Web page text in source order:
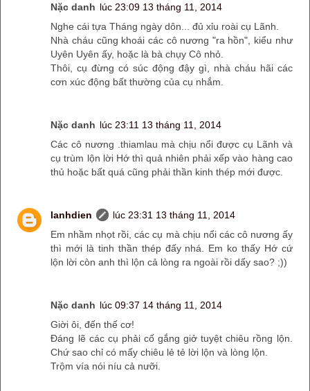
Nặc danh lúc 23:09 13 tháng 11, 2014
Nghe cái tựa Tháng ngày dôn... đủ xỉu roài cụ Lãnh.
Nhà cháu cũng khoái các cô nương "ra hồn", kiểu như
Uyên Uyên ấy, hoặc là bà chụy Cô nhỏ.
Thôi, cụ đừng có súc động đậy gì, nhà cháu hãi các
cơn xúc động bất thường của cụ nhắm.
Nặc danh lúc 23:11 13 tháng 11, 2014
Các cô nương .thiamlau mà chịu nổi được cụ Lãnh và
cụ trùm lộn lời Hớ thì quả nhiên phải xếp vào hàng cao
thủ hoặc bất quá cũng phải thần kinh thép mới được.
lanhdien
lúc 23:31 13 tháng 11, 2014
Em nhầm nhọt rồi, các cụ mà chịu nổi các cô nương ấy
thì mới là tinh thần thép đấy nhá. Em ko thấy Hớ cứ
lộn lời còn anh thì lộn cả lòng ra ngoài rồi dấy sao? ;))
Nặc danh lúc 09:37 14 tháng 11, 2014
Giời ôi, đến thế cơ!
Đáng lẽ các cụ phải cố gắng giở tuyệt chiêu rồng lộn.
Chứ sao chỉ có mấy chiêu lẻ tẻ lời lộn và lòng lộn.
Trộm vía nói níu cả nưỡi.